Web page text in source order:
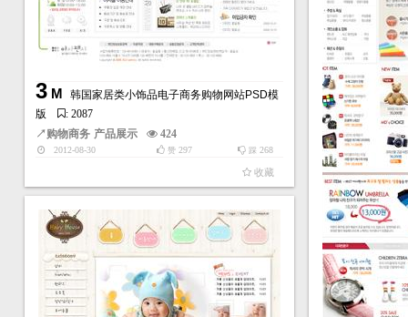
3M
韩国家居类小饰品电子商务购物网站PSD模
版
: 2087
↗购物商务 产品展示 424
2012-08-30 踩 268
赞297
收藏